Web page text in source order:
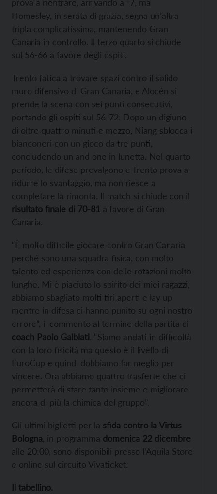
prova a rientrare, arrivando a -7, ma
Homesley, in serata di grazia, segna un’altra
tripla complicatissima, mantenendo Gran
Canaria in controllo. Il terzo quarto si chiude
sul 56-66 a favore degli ospiti.
Trento fatica a trovare spazi contro il solido
muro difensivo di Gran Canaria, e Alocén si
prende la scena con sei punti consecutivi,
portando gli ospiti sul 56-72. Dopo un digiuno
di oltre quattro minuti e mezzo, Niang sblocca i
bianconeri con un gioco da tre punti,
concludendo un and one in lunetta. Nel quarto
periodo, le difese prevalgono e Trento prova a
ridurre lo svantaggio, ma non riesce a
completare la rimonta. Il match si chiude con il
risultato finale di 70-81 a favore di Gran
Canaria.
“È molto difficile giocare contro Gran Canaria
perché sono una squadra fisica, con molto
talento ed esperienza con delle rotazioni molto
lunghe. Mi è piaciuto lo spirito dei miei ragazzi,
abbiamo sbagliato molti tiri aperti e lay up
mentre in difesa ci hanno punito su ogni nostro
errore”, il commento al termine della partita di
coach Paolo Galbiati. “Siamo andati in difficoltà
con la loro fisicità ma questo è il livello di
EuroCup e quindi dobbiamo far meglio per
vincere. Ora abbiamo quattro trasferte che ci
permetterà di stare tanto insieme e migliorare
ancora di più la chimica del gruppo”.
Gli ultimi biglietti per la sfida contro la Virtus
Bologna , in programma domenica 22 dicembre
alle 20:00, sono disponibili presso l’Aquila Store
e online sul circuito Vivaticket.
Il tabellino.